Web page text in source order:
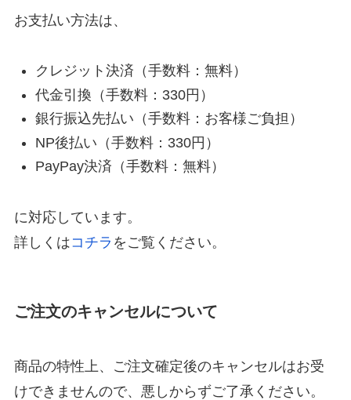
お支払い方法は、
クレジット決済（手数料：無料）
代金引換（手数料：330円）
銀行振込先払い（手数料：お客様ご負担）
NP後払い（手数料：330円）
PayPay決済（手数料：無料）
に対応しています。
詳しくはコチラ をご覧ください。
ご注文のキャンセルについて
商品の特性上、ご注文確定後のキャンセルはお受
けできませんので、悪しからずご了承ください。